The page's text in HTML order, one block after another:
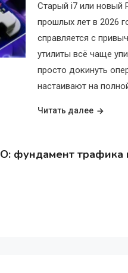
Старый i7 или новый
прошлых лет в 2026
справляется с
утилиты всё чаще
просто докинуть
настаивают на
Читать далее
фундамент